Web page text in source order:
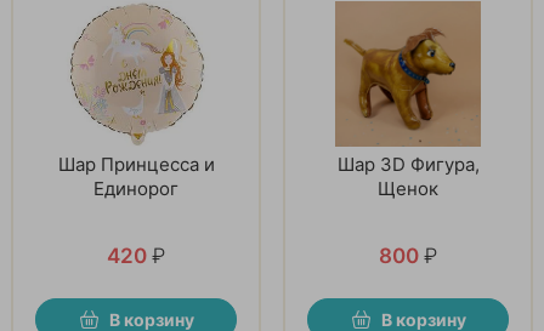
Шар Принцесса и
Единорог
420 ₽
В корзину
Шар 3D Фигура,
Щенок
800 ₽
В корзину